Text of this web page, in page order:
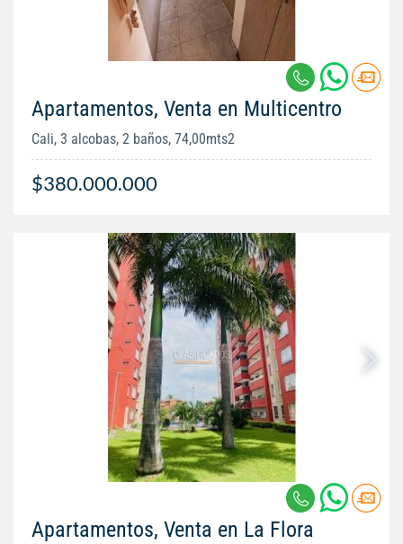
Apartamentos, Venta en Multicentro
Cali, 3 alcobas, 2 baños, 74,00mts2
$380.000.000
Apartamentos, Venta en La Flora